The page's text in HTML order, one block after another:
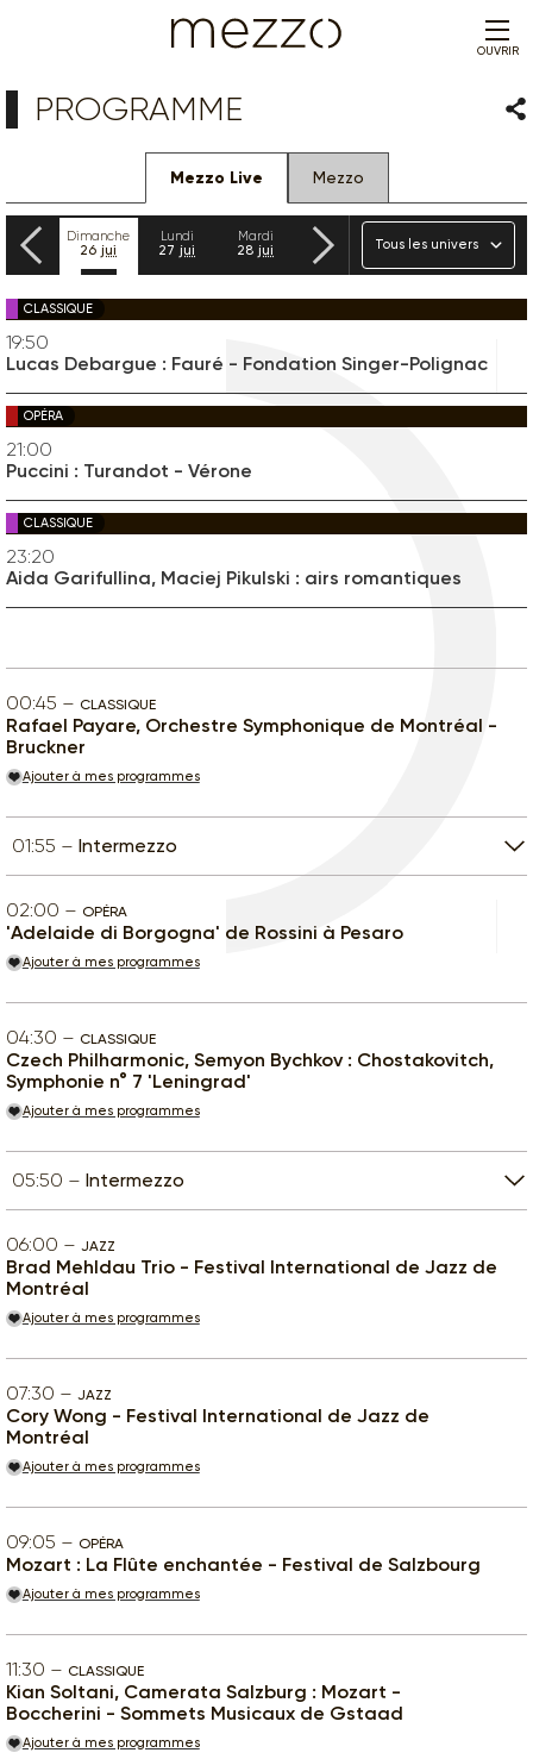
OUVRIR
PROGRAMME
Mezzo Live Mezzo
Précédent Suivant
25jui
Dimanche
26 jui
Lundi
27 jui
Mardi
28 jui
Mercredi
29
Jeudi
30jui 31jui
Univers
CLASSIQUE
19:50
Lucas Debargue : Fauré - Fondation Singer-Polignac
OPÉRA
21:00
Puccini : Turandot - Vérone
CLASSIQUE
23:20
Aida Garifullina, Maciej Pikulski : airs romantiques
00:45 CLASSIQUE
Rafael Payare, Orchestre Symphonique de Montréal -
Bruckner
Ajouter à mes programmes
01:55 Intermezzo
02:00 OPÉRA
'Adelaide di Borgogna' de Rossini à Pesaro
Ajouter à mes programmes
04:30 CLASSIQUE
Czech Philharmonic, Semyon Bychkov : Chostakovitch,
Symphonie n° 7 'Leningrad'
Ajouter à mes programmes
05:50 Intermezzo
06:00 JAZZ
Brad Mehldau Trio - Festival International de Jazz de
Montréal
Ajouter à mes programmes
07:30 JAZZ
Cory Wong - Festival International de Jazz de
Montréal
Ajouter à mes programmes
09:05 OPÉRA
Mozart : La Flûte enchantée - Festival de Salzbourg
Ajouter à mes programmes
11:30 CLASSIQUE
Kian Soltani, Camerata Salzburg : Mozart -
Boccherini - Sommets Musicaux de Gstaad
Ajouter à mes programmes